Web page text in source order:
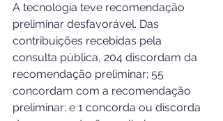
A tecnologia teve recomendação
preliminar desfavorável. Das
contribuições recebidas pela
consulta pública, 204 discordam da
recomendação preliminar; 55
concordam com a recomendação
preliminar; e 1 concorda ou discorda